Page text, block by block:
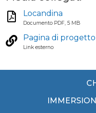
Locandina
Documento PDF, 5 MB
Pagina di progetto
Link esterno